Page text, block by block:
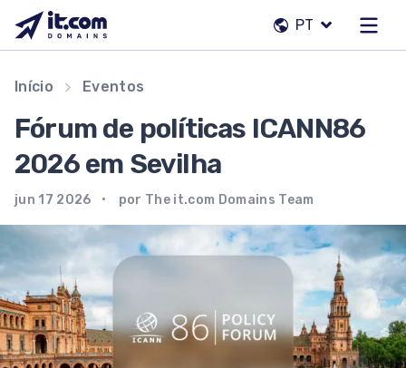
para
o
PT
Contatos
Registradores
PT
Início Eventos
Fórum de políticas ICANN86
2026 em Sevilha
jun 17 2026 por The it.com Domains Team